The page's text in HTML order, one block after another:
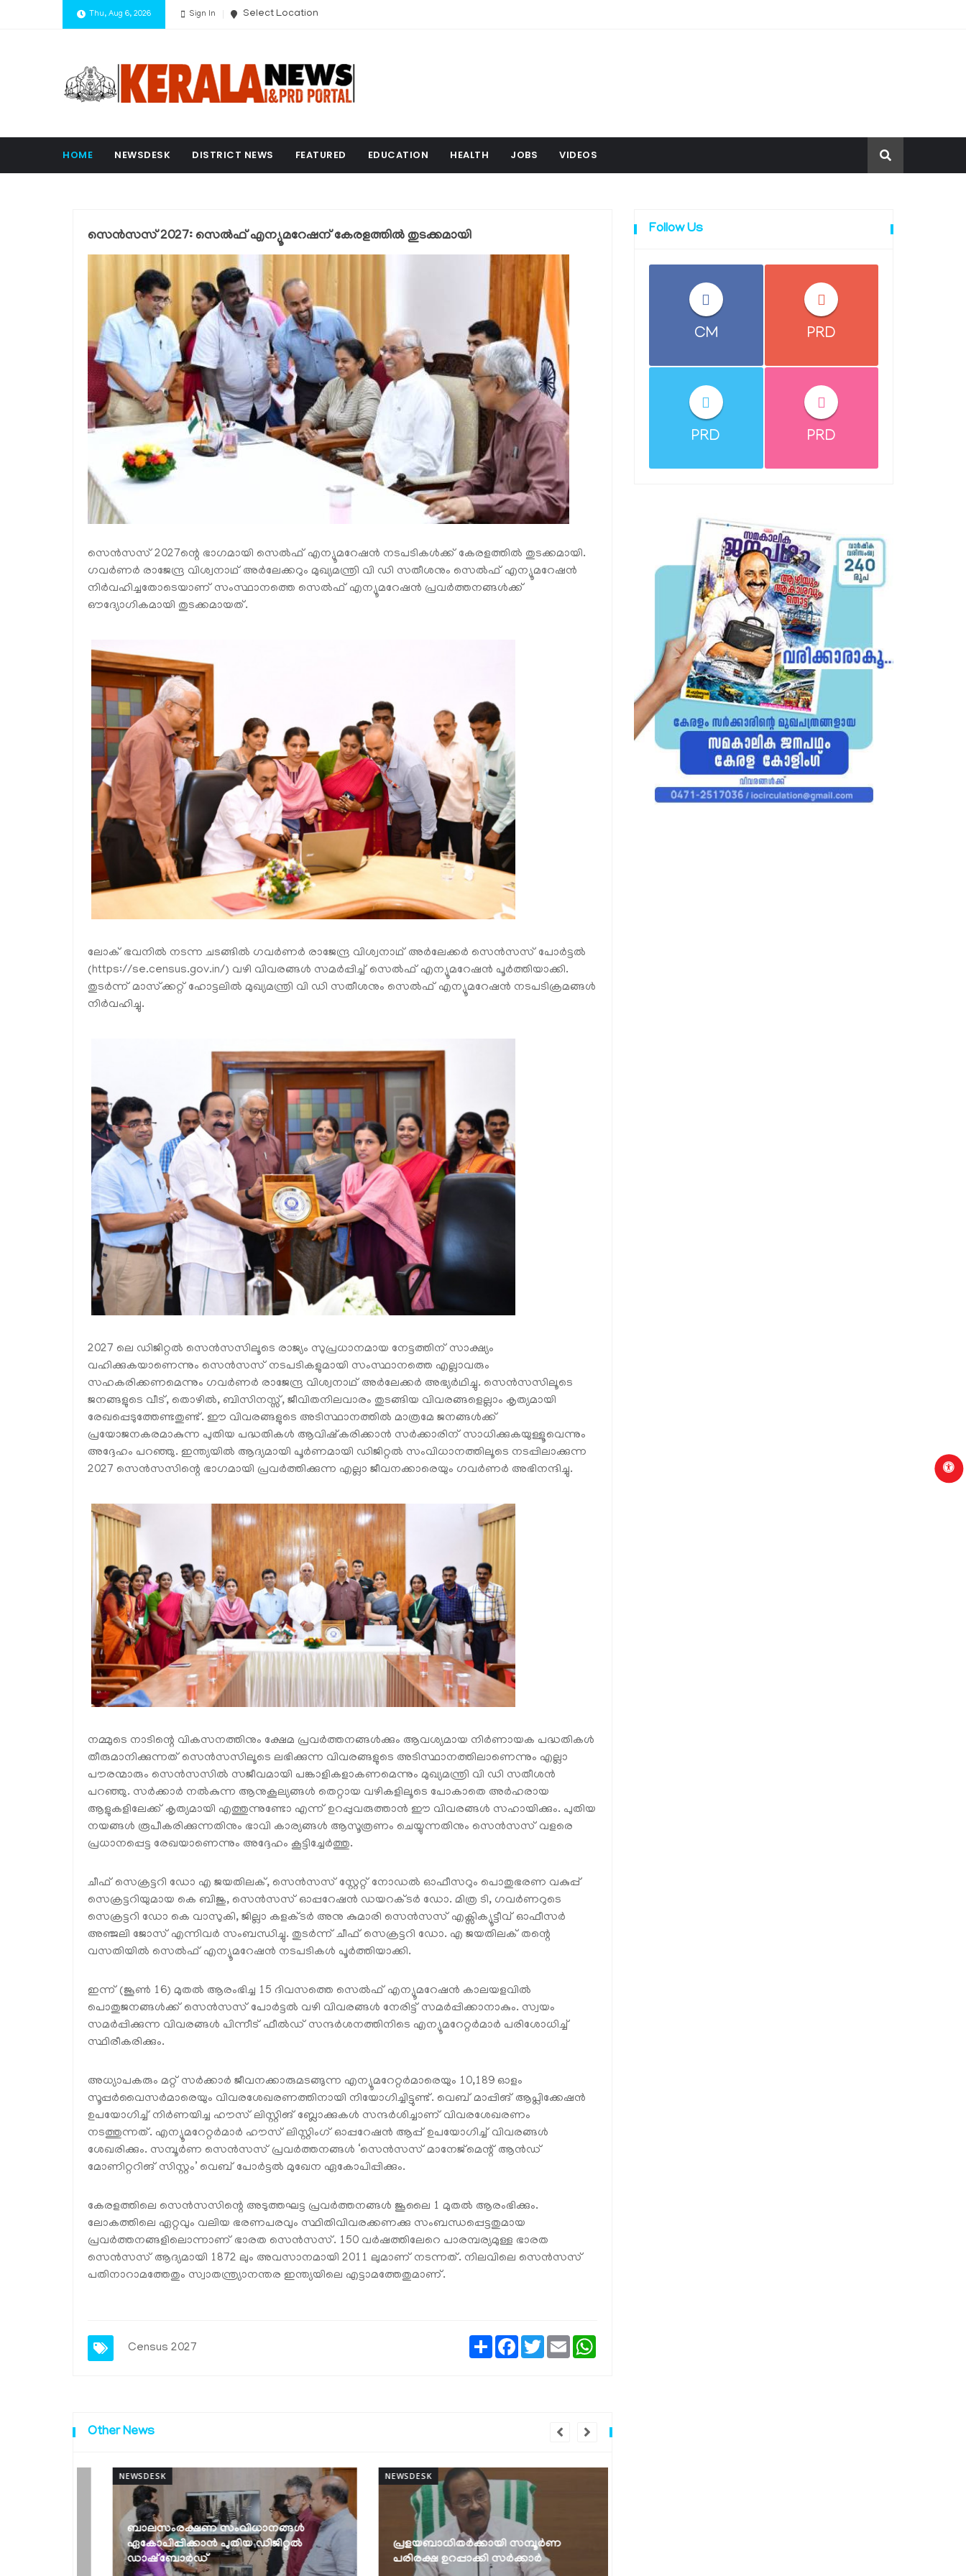
Thu, Aug 6, 2026 Sign In Select Location
HOME NEWSDESK DISTRICT NEWS FEATURED EDUCATION HEALTH JOBS VIDEOS
സെൻസസ് 2027: സെൽഫ് എന്യൂമറേഷന് കേരളത്തിൽ തുടക്കമായി
സെൻസസ് 2027ന്റെ ഭാഗമായി സെൽഫ് എന്യൂമറേഷൻ നടപടികൾക്ക് കേരളത്തിൽ തുടക്കമായി.
ഗവർണർ രാജേന്ദ്ര വിശ്വനാഥ് അർലേക്കറും മുഖ്യമന്ത്രി വി ഡി സതീശനും സെൽഫ് എന്യൂമറേഷൻ
നിർവഹിച്ചതോടെയാണ് സംസ്ഥാനത്തെ സെൽഫ് എന്യൂമറേഷൻ പ്രവർത്തനങ്ങൾക്ക്
ഔദ്യോഗികമായി തുടക്കമായത്.
ലോക് ഭവനിൽ നടന്ന ചടങ്ങിൽ ഗവർണർ രാജേന്ദ്ര വിശ്വനാഥ് അർലേക്കർ സെൻസസ് പോർട്ടൽ
(https://se.census.gov.in/) വഴി വിവരങ്ങൾ സമർപ്പിച്ച് സെൽഫ് എന്യൂമറേഷൻ പൂർത്തിയാക്കി.
തുടർന്ന് മാസ്‌ക്കറ്റ് ഹോട്ടലിൽ മുഖ്യമന്ത്രി വി ഡി സതീശനും സെൽഫ് എന്യൂമറേഷൻ നടപടിക്രമങ്ങൾ
നിർവഹിച്ചു.
2027 ലെ ഡിജിറ്റൽ സെൻസസിലൂടെ രാജ്യം സുപ്രധാനമായ നേട്ടത്തിന് സാക്ഷ്യം
വഹിക്കുകയാണെന്നും സെൻസസ് നടപടികളുമായി സംസ്ഥാനത്തെ എല്ലാവരും
സഹകരിക്കണമെന്നും ഗവർണർ രാജേന്ദ്ര വിശ്വനാഥ് അർലേക്കർ അഭ്യർഥിച്ചു. സെൻസസിലൂടെ
ജനങ്ങളുടെ വീട്, തൊഴിൽ, ബിസിനസ്സ്, ജീവിതനിലവാരം തുടങ്ങിയ വിവരങ്ങളെല്ലാം കൃത്യമായി
രേഖപ്പെടുത്തേണ്ടതുണ്ട്. ഈ വിവരങ്ങളുടെ അടിസ്ഥാനത്തിൽ മാത്രമേ ജനങ്ങൾക്ക്
പ്രയോജനകരമാകുന്ന പുതിയ പദ്ധതികൾ ആവിഷ്‌കരിക്കാൻ സർക്കാരിന് സാധിക്കുകയുള്ളൂവെന്നും
അദ്ദേഹം പറഞ്ഞു. ഇന്ത്യയിൽ ആദ്യമായി പൂർണമായി ഡിജിറ്റൽ സംവിധാനത്തിലൂടെ നടപ്പിലാക്കുന്ന
2027 സെൻസസിന്റെ ഭാഗമായി പ്രവർത്തിക്കുന്ന എല്ലാ ജീവനക്കാരെയും ഗവർണർ അഭിനന്ദിച്ചു.
നമ്മുടെ നാടിന്റെ വികസനത്തിനും ക്ഷേമ പ്രവർത്തനങ്ങൾക്കും ആവശ്യമായ നിർണായക പദ്ധതികൾ
തീരുമാനിക്കുന്നത് സെൻസസിലൂടെ ലഭിക്കുന്ന വിവരങ്ങളുടെ അടിസ്ഥാനത്തിലാണെന്നും എല്ലാ
പൗരന്മാരും സെൻസസിൽ സജീവമായി പങ്കാളികളാകണമെന്നും മുഖ്യമന്ത്രി വി ഡി സതീശൻ
പറഞ്ഞു. സർക്കാർ നൽകുന്ന ആനുകൂല്യങ്ങൾ തെറ്റായ വഴികളിലൂടെ പോകാതെ അർഹരായ
ആളുകളിലേക്ക് കൃത്യമായി എത്തുന്നുണ്ടോ എന്ന് ഉറപ്പുവരുത്താൻ ഈ വിവരങ്ങൾ സഹായിക്കും. പുതിയ
നയങ്ങൾ രൂപീകരിക്കുന്നതിനും ഭാവി കാര്യങ്ങൾ ആസൂത്രണം ചെയ്യുന്നതിനും സെൻസസ് വളരെ
പ്രധാനപ്പെട്ട രേഖയാണെന്നും അദ്ദേഹം കൂട്ടിച്ചേർത്തു.
ചീഫ് സെക്രട്ടറി ഡോ എ ജയതിലക്, സെൻസസ് സ്റ്റേറ്റ് നോഡൽ ഓഫീസറും പൊതുഭരണ വകുപ്പ്
സെക്രട്ടറിയുമായ കെ ബിജു, സെൻസസ് ഓപ്പറേഷൻ ഡയറക്ടർ ഡോ. മിത്ര ടി, ഗവർണറുടെ
സെക്രട്ടറി ഡോ കെ വാസുകി, ജില്ലാ കളക്ടർ അനു കുമാരി സെൻസസ് എക്സിക്യൂട്ടീവ് ഓഫീസർ
അഞ്ജലി ജോസ് എന്നിവർ സംബന്ധിച്ചു. തുടർന്ന് ചീഫ് സെക്രട്ടറി ഡോ. എ ജയതിലക് തന്റെ
വസതിയിൽ സെൽഫ് എന്യൂമറേഷൻ നടപടികൾ പൂർത്തിയാക്കി.
ഇന്ന് (ജൂൺ 16) മുതൽ ആരംഭിച്ച 15 ദിവസത്തെ സെൽഫ് എന്യൂമറേഷൻ കാലയളവിൽ
പൊതുജനങ്ങൾക്ക് സെൻസസ് പോർട്ടൽ വഴി വിവരങ്ങൾ നേരിട്ട് സമർപ്പിക്കാനാകും. സ്വയം
സമർപ്പിക്കുന്ന വിവരങ്ങൾ പിന്നീട് ഫീൽഡ് സന്ദർശനത്തിനിടെ എന്യൂമറേറ്റർമാർ പരിശോധിച്ച്
സ്ഥിരീകരിക്കും.
അധ്യാപകരും മറ്റ് സർക്കാർ ജീവനക്കാരുമടങ്ങുന്ന എന്യൂമറേറ്റർമാരെയും 10,189 ഓളം
സൂപ്പർവൈസർമാരെയും വിവരശേഖരണത്തിനായി നിയോഗിച്ചിട്ടുണ്ട്. വെബ് മാപ്പിങ് ആപ്ലിക്കേഷൻ
ഉപയോഗിച്ച് നിർണയിച്ച ഹൗസ് ലിസ്റ്റിങ് ബ്ലോക്കുകൾ സന്ദർശിച്ചാണ് വിവരശേഖരണം
നടത്തുന്നത്. എന്യൂമറേറ്റർമാർ ഹൗസ് ലിസ്റ്റിംഗ് ഓപ്പറേഷൻ ആപ്പ് ഉപയോഗിച്ച് വിവരങ്ങൾ
ശേഖരിക്കും. സമ്പൂർണ സെൻസസ് പ്രവർത്തനങ്ങൾ ‘സെൻസസ് മാനേജ്‌മെന്റ്‌ ആൻഡ്
മോണിറ്ററിങ് സിസ്റ്റം’ വെബ് പോർട്ടൽ മുഖേന ഏകോപിപ്പിക്കും.
കേരളത്തിലെ സെൻസസിന്റെ അടുത്തഘട്ട പ്രവർത്തനങ്ങൾ ജൂലൈ 1 മുതൽ ആരംഭിക്കും.
ലോകത്തിലെ ഏറ്റവും വലിയ ഭരണപരവും സ്ഥിതിവിവരക്കണക്കു സംബന്ധപ്പെട്ടതുമായ
പ്രവർത്തനങ്ങളിലൊന്നാണ് ഭാരത സെൻസസ്. 150 വർഷത്തിലേറെ പാരമ്പര്യമുള്ള ഭാരത
സെൻസസ് ആദ്യമായി 1872 ലും അവസാനമായി 2011 ലുമാണ് നടന്നത്. നിലവിലെ സെൻസസ്
പതിനാറാമത്തേതും സ്വാതന്ത്ര്യാനന്തര ഇന്ത്യയിലെ എട്ടാമത്തേതുമാണ്.
Census 2027
ShareFacebook
TwitterEmail
Other News
NEWSDESK
ബാലസംരക്ഷണ സംവിധാനങ്ങൾ
ഏകോപിപ്പിക്കാൻ പുതിയ ഡിജിറ്റൽ
ഡാഷ്‌ബോർഡ്
NEWSDESK
പ്രളയബാധിതർക്കായി സമ്പൂർണ
പരിരക്ഷ ഉറപ്പാക്കി സർക്കാർ
Follow Us
CM PRD
PRD PRD